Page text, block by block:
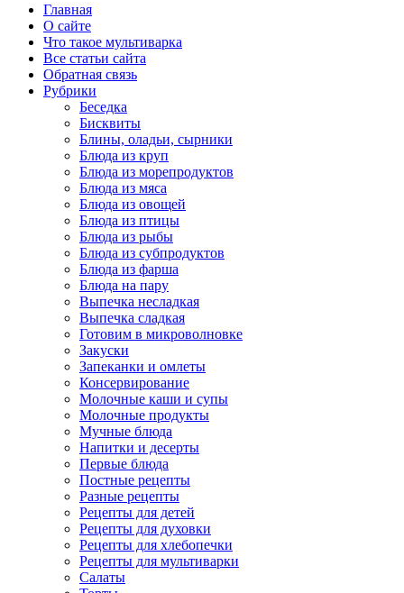
Главная
О сайте
Что такое мультиварка
Все статьи сайта
Обратная связь
Рубрики
Беседка
Бисквиты
Блины, оладьи, сырники
Блюда из круп
Блюда из морепродуктов
Блюда из мяса
Блюда из овощей
Блюда из птицы
Блюда из рыбы
Блюда из субпродуктов
Блюда из фарша
Блюда на пару
Выпечка несладкая
Выпечка сладкая
Готовим в микроволновке
Закуски
Запеканки и омлеты
Консервирование
Молочные каши и супы
Молочные продукты
Мучные блюда
Напитки и десерты
Первые блюда
Постные рецепты
Разные рецепты
Рецепты для детей
Рецепты для духовки
Рецепты для хлебопечки
Рецепты для мультиварки
Салаты